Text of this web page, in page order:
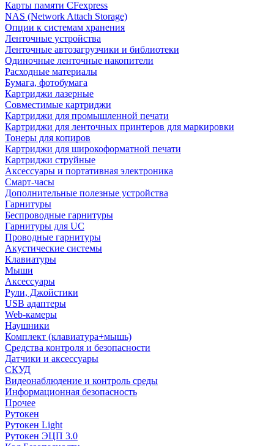
Карты памяти CFexpress
NAS (Network Attach Storage)
Опции к системам хранения
Ленточные устройства
Ленточные автозагрузчики и библиотеки
Одиночные ленточные накопители
Расходные материалы
Бумага, фотобумага
Картриджи лазерные
Совместимые картриджи
Картриджи для промышленной печати
Картриджи для ленточных принтеров для маркировки
Тонеры для копиров
Картриджи для широкоформатной печати
Картриджи струйные
Аксессуары и портативная электроника
Смарт-часы
Дополнительные полезные устройства
Гарнитуры
Беспроводные гарнитуры
Гарнитуры для UC
Проводные гарнитуры
Акустические системы
Клавиатуры
Мыши
Аксессуары
Рули, Джойстики
USB адаптеры
Web-камеры
Наушники
Комплект (клавиатура+мышь)
Средства контроля и безопасности
Датчики и аксессуары
СКУД
Видеонаблюдение и контроль среды
Информационная безопасность
Прочее
Рутокен
Рутокен Light
Рутокен ЭЦП 3.0